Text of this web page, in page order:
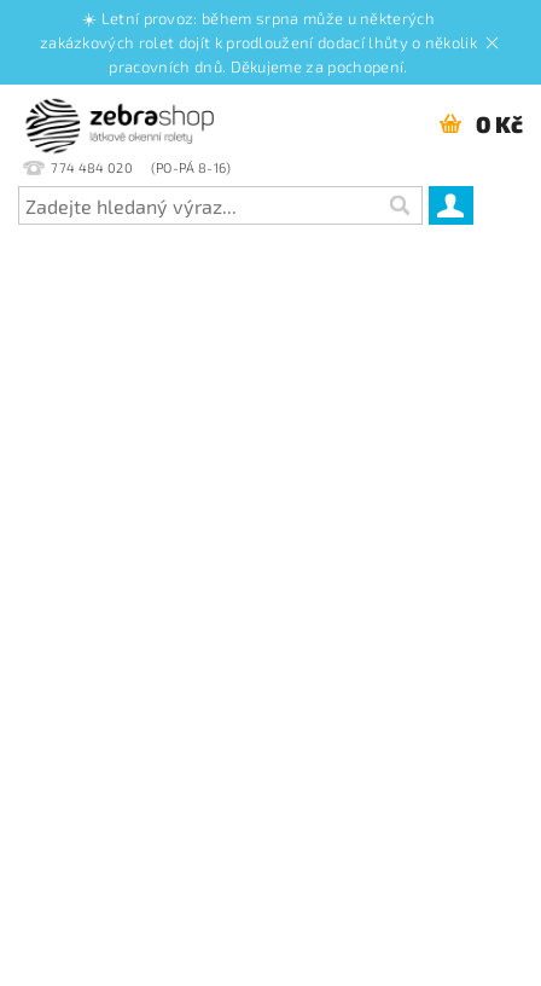
☀️ Letní provoz: během srpna může u některých
zakázkových rolet dojít k prodloužení dodací lhůty o několik
pracovních dnů. Děkujeme za pochopení.
774 484 020
0 Kč